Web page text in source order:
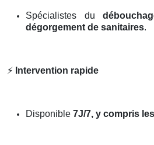
Spécialistes du
dégorgement de sanitaires.
⚡ Intervention rapide
Disponible 7J/7, y compris